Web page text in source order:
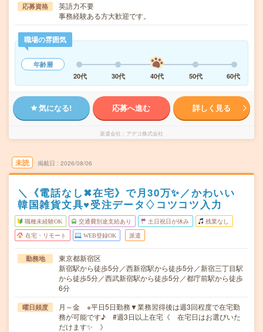
応募資格
英語力不要
事務経験ある方大歓迎です。
職場の雰囲気
年齢層
20代
30代 40代 50代 60代
気になる! 応募へ進む 詳しく見る
派遣会社 アデコ株式会社
未読 掲載日 2026/08/06
＼《電話なし✖在宅》で月30万✨／かわいい
韓国雑貨文具♥受注データ♢コツコツ入力
職種未経験OK 交通費別途支給あり 土日祝日が休み 残業なし
在宅・リモート WEB登録OK 派遣
勤務地
東京都新宿区
新宿駅から徒歩5分／西新宿駅から徒歩5分／新宿三丁目駅
から徒歩5分／西武新宿駅から徒歩5分／都庁前駅から徒歩
6分
曜日頻度
月～金 ※平日5日勤務▼業務習得後は週3回程度で在宅勤
務が可能です♪ #週3日以上在宅《 在宅日はお選びいた
だけます✨ 》